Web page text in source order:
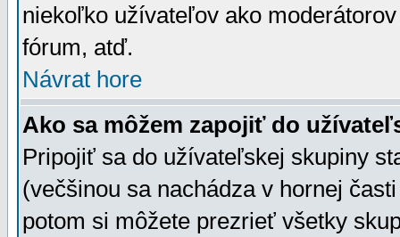
niekoľko užívateľov ako
fórum, atď.
Návrat hore
Ako sa môžem zapojiť do
Pripojiť sa do užívateľskej skupiny
(večšinou sa nachádza v hornej
potom si môžete prezrieť všetky